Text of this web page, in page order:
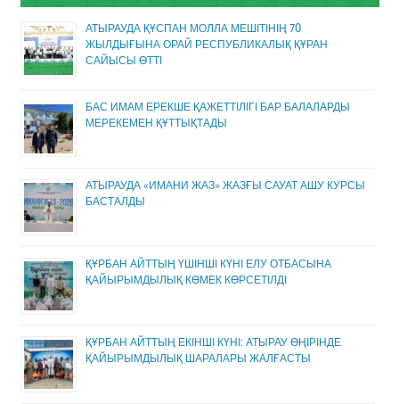
АТЫРАУДА ҚҰСПАН МОЛЛА МЕШІТІНІҢ 70
ЖЫЛДЫҒЫНА ОРАЙ РЕСПУБЛИКАЛЫҚ ҚҰРАН
САЙЫСЫ ӨТТІ
БАС ИМАМ ЕРЕКШЕ ҚАЖЕТТІЛІГІ БАР БАЛАЛАРДЫ
МЕРЕКЕМЕН ҚҰТТЫҚТАДЫ
АТЫРАУДА «ИМАНИ ЖАЗ» ЖАЗҒЫ САУАТ АШУ КУРСЫ
БАСТАЛДЫ
ҚҰРБАН АЙТТЫҢ ҮШІНШІ КҮНІ ЕЛУ ОТБАСЫНА
ҚАЙЫРЫМДЫЛЫҚ КӨМЕК КӨРСЕТІЛДІ
ҚҰРБАН АЙТТЫҢ ЕКІНШІ КҮНІ: АТЫРАУ ӨҢІРІНДЕ
ҚАЙЫРЫМДЫЛЫҚ ШАРАЛАРЫ ЖАЛҒАСТЫ